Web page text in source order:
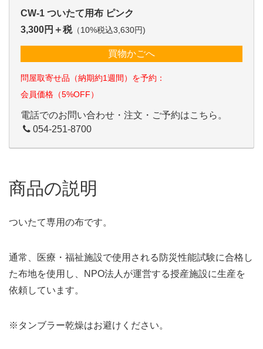
CW-1 ついたて用布 ピンク
3,300円＋税（10%税込3,630円)
買物かごへ
問屋取寄せ品（納期約1週間）を予約：
会員価格（5%OFF）
電話でのお問い合わせ・注文・ご予約はこちら。
054-251-8700
商品の説明
ついたて専用の布です。
通常、医療・福祉施設で使用される防災性能試験に合格し
た布地を使用し、NPO法人が運営する授産施設に生産を
依頼しています。
※タンブラー乾燥はお避けください。